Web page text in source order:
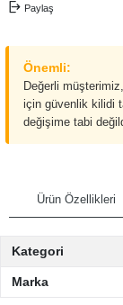
Paylaş
Önemli:
Değerli
için güvenlik kilidi
değişime tabi
Ürün Özellikleri
Kategori
Marka